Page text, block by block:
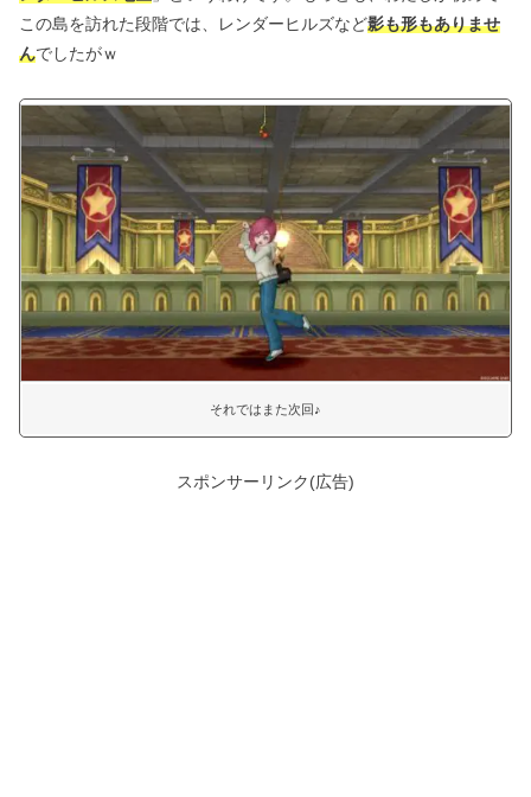
この島を訪れた段階では、レンダーヒルズなど影も形もありませ
んでしたがｗ
それではまた次回♪
スポンサーリンク(広告)